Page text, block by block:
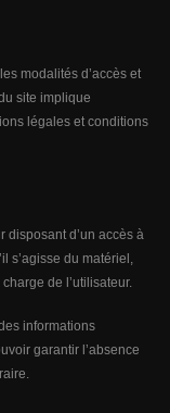
modalités d’accès et
site implique
légales et conditions
disposant d’un accès à
s’agisse du matériel,
de l’utilisateur.
informations
garantir l’absence